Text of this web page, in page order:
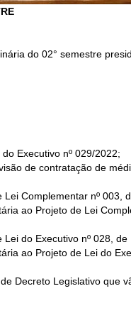
do 02° semestre
Executivo nº 029/2022;
de contratação de
Complementar nº 003,
ao Projeto de Lei
do Executivo nº 028,
ao Projeto de Lei do
Decreto Legislativo que